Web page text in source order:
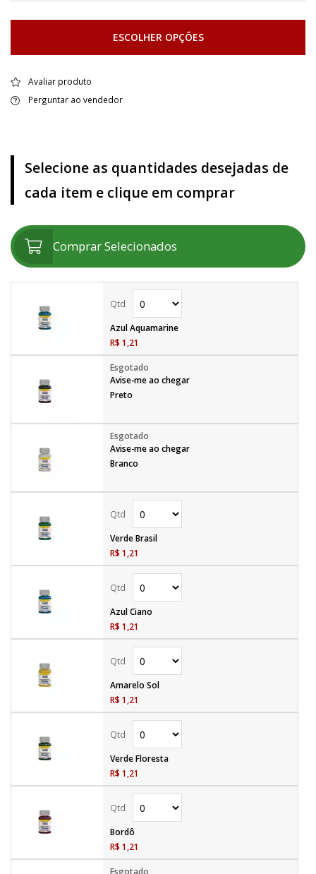
ESCOLHER OPÇÕES
Avaliar produto
Perguntar ao vendedor
Selecione as quantidades desejadas de
cada item e clique em comprar
Comprar Selecionados
Azul Aquamarine
R$ 1,21
Avise-me ao chegar
Preto
Avise-me ao chegar
Branco
Verde Brasil
R$ 1,21
Azul Ciano
R$ 1,21
Amarelo Sol
R$ 1,21
Verde Floresta
R$ 1,21
Bordô
R$ 1,21